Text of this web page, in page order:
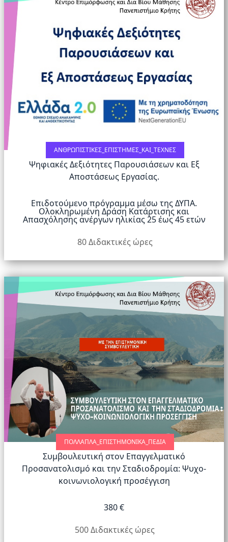
ΑΝΘΡΩΠΙΣΤΙΚΈΣ_ΕΠΙΣΤΉΜΕΣ_ΚΑΙ_ΤΈΧΝΕΣ
Ψηφιακές Δεξιότητες Παρουσιάσεων και Εξ
Αποστάσεως Εργασίας.
Επιδοτούμενο πρόγραμμα μέσω της ΔΥΠΑ.
Ολοκληρωμένη Δράση Κατάρτισης και
Απασχόλησης ανέργων ηλικίας 25 έως 45 ετών
80 Διδακτικές ώρες
ΠΟΛΛΑΠΛΆ_ΕΠΙΣΤΗΜΟΝΙΚΆ_ΠΕΔΊΑ
Συμβουλευτική στον Επαγγελματικό
Προσανατολισμό και την Σταδιοδρομία: Ψυχο-
κοινωνιολογική προσέγγιση
380 €
500 Διδακτικές ώρες